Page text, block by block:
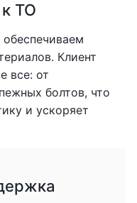
ТО
Клиент
все: от
болтов, что
и ускоряет